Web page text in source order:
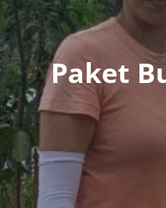
Paket